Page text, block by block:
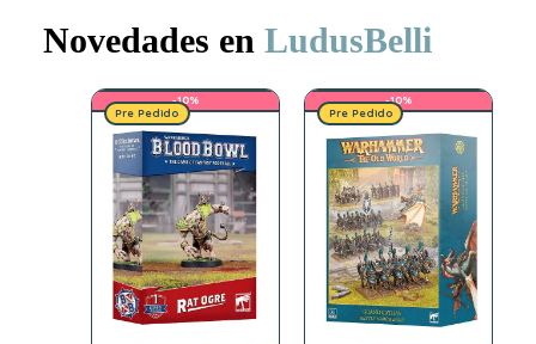
Novedades en LudusBelli
Pre Pedido
-10%
Pre Pedido
-10%